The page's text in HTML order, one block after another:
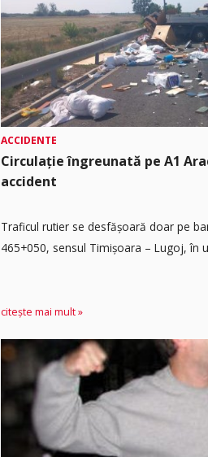
ACCIDENTE
Circulație îngreunată pe A1
accident
Traficul rutier se desfășoară doar pe
465+050, sensul Timişoara – Lugoj, în
citește mai mult »